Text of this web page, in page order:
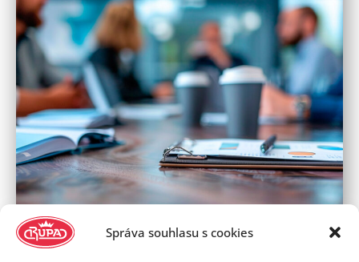
Správa souhlasu s cookies